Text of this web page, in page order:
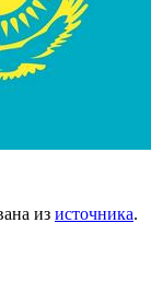
из источника.